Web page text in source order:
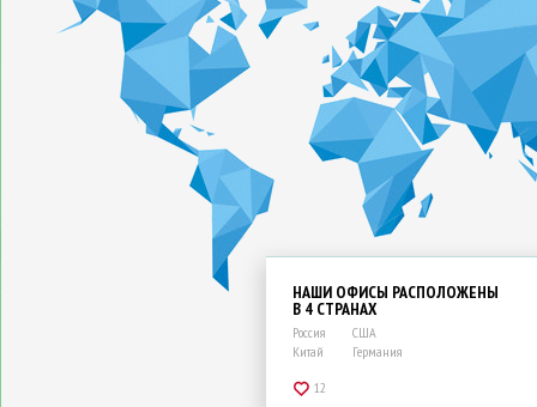
НАШИ ОФИСЫ РАСПОЛОЖЕНЫ
В 4 СТРАНАХ
Россия
Китай
США
Германия
12